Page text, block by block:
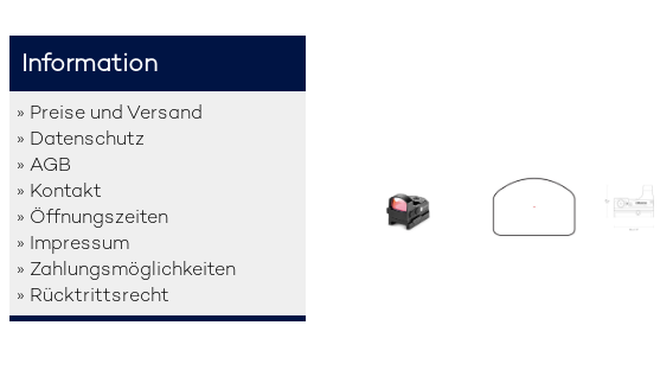
Information
» Preise und Versand
» Datenschutz
» AGB
» Kontakt
» Öffnungszeiten
» Impressum
» Zahlungsmöglichkeiten
» Rücktrittsrecht